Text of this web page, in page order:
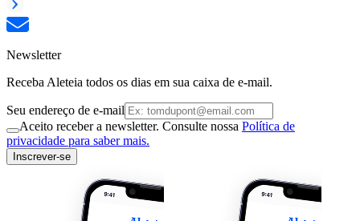
Newsletter
Receba Aleteia todos os dias em sua caixa de e-mail.
Seu endereço de e-mail
Aceito receber a newsletter. Consulte nossa Política de
privacidade para saber mais.
Inscrever-se